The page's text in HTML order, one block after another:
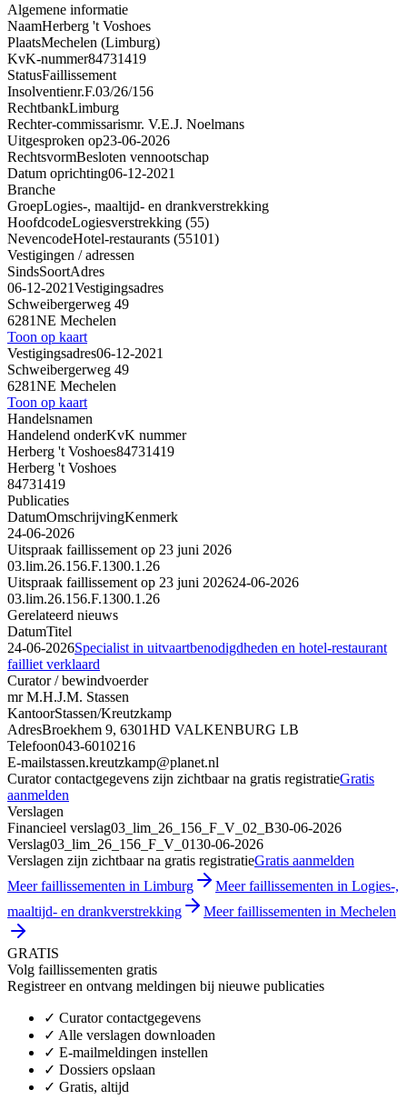
Algemene informatie
NaamHerberg 't Voshoes
PlaatsMechelen (Limburg)
KvK-nummer84731419
StatusFaillissement
Insolventienr.F.03/26/156
RechtbankLimburg
Rechter-commissarismr. V.E.J. Noelmans
Uitgesproken op23-06-2026
RechtsvormBesloten vennootschap
Datum oprichting06-12-2021
Branche
GroepLogies-, maaltijd- en drankverstrekking
HoofdcodeLogiesverstrekking (55)
NevencodeHotel-restaurants (55101)
Vestigingen / adressen
SindsSoortAdres
06-12-2021Vestigingsadres
Schweibergerweg 49
6281NE Mechelen
Toon op kaart
Vestigingsadres06-12-2021
Schweibergerweg 49
6281NE Mechelen
Toon op kaart
Handelsnamen
Handelend onderKvK nummer
Herberg 't Voshoes84731419
Herberg 't Voshoes
84731419
Publicaties
DatumOmschrijvingKenmerk
24-06-2026
Uitspraak faillissement op 23 juni 2026
03.lim.26.156.F.1300.1.26
Uitspraak faillissement op 23 juni 202624-06-2026
03.lim.26.156.F.1300.1.26
Gerelateerd nieuws
DatumTitel
24-06-2026Specialist in uitvaartbenodigdheden en hotel-restaurant
failliet verklaard
Curator / bewindvoerder
mr M.H.J.M. Stassen
KantoorStassen/Kreutzkamp
AdresBroekhem 9, 6301HD VALKENBURG LB
Telefoon043-6010216
E-mailstassen.kreutzkamp@planet.nl
Curator contactgegevens zijn zichtbaar na gratis registratieGratis
aanmelden
Verslagen
Financieel verslag03_lim_26_156_F_V_02_B30-06-2026
Verslag03_lim_26_156_F_V_0130-06-2026
Verslagen zijn zichtbaar na gratis registratieGratis aanmelden
Meer faillissementen in Limburg
Meer faillissementen in Logies-,
maaltijd- en drankverstrekking
Meer faillissementen in Mechelen
GRATIS
Volg faillissementen gratis
Registreer en ontvang meldingen bij nieuwe publicaties
✓ Curator contactgegevens
✓ Alle verslagen downloaden
✓ E-mailmeldingen instellen
✓ Dossiers opslaan
✓ Gratis, altijd